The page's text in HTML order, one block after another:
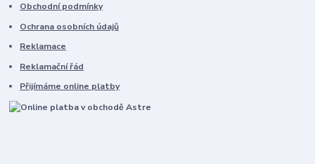
Obchodní podmínky
Ochrana osobních údajů
Reklamace
Reklamační řád
Přijímáme online platby